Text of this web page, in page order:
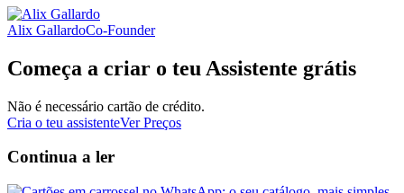
Alix GallardoCo-Founder
Começa a criar o teu Assistente grátis
Não é necessário cartão de crédito.
Cria o teu assistenteVer Preços
Continua a ler